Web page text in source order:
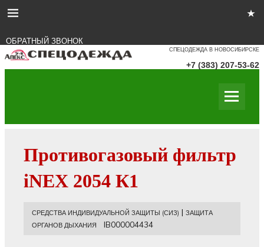
ОБРАТНЫЙ ЗВОНОК
СПЕЦОДЕЖДА В НОВОСИБИРСКЕ
+7 (383) 207-53-62
Противогазовый фильтр
iNEX 2054 К1
СРЕДСТВА ИНДИВИДУАЛЬНОЙ ЗАЩИТЫ (СИЗ) | ЗАЩИТА
ОРГАНОВ ДЫХАНИЯ
IB000004434